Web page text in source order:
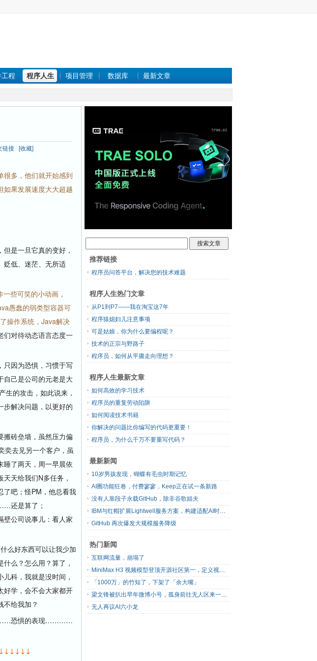
程 程序人生 项目管理 数据库 最新文章
链接 [收藏]
很多，他们就开始感到
如果发展速度大大超越
是一旦它真的变好，
贬低、迷茫、无所适
些可笑的小动画，
愚蠢的弱类型容器可
操作系统，Java解决
们对待动态语言态度一
只因为恐惧，习惯于写
自己是公司的元老是大
的攻击，如此说来，
步解决问题，以更好的
搬砖垒墙，虽然压力偏
奕去见另一个客户，虽
睡了两天，周一早晨依
天给我们N多任务，
了吧；怪PM，他总看我
还是算了；
壁公司说事儿：看人家
么好东西可以让我少加
么？怎么用？算了，
科，我就是没时间，
学，会不会大家都开
不给我加？
低……恐惧的表现…………
推荐链接
程序员问答平台，解决您的技术难题
程序人生热门文章
从P1到P7——我在淘宝这7年
程序猿媳妇儿注意事项
可是姑娘，你为什么要编程呢？
技术的正宗与野路子
程序员，如何从平庸走向理想？
程序人生最新文章
如何高效的学习技术
程序员的重复劳动陷阱
如何阅读技术书籍
你解决的问题比你编写的代码更重要！
程序员，为什么千万不要重写代码？
最新新闻
10岁男孩发现，蝴蝶有毛虫时期记忆
AI圈功能狂卷，付费寥寥，Keep正在试一条新路
没有人靠段子永载GitHub，除非谷歌姐夫
IBM与红帽扩展Lightwell服务方案，构建适配AI时代开源生态的可信基础设施
GitHub 再次爆发大规模服务降级
热门新闻
互联网流量，崩塌了
MiniMax H3 视频模型登顶开源社区第一，定义视频模型领域“斩杀线”
「1000万」的竹知了，下架了「余大嘴」
梁文锋被扒出早年微博小号，孤身前往无人区来一场相当 deep 的 seek 旅行
无人再议AI六小龙